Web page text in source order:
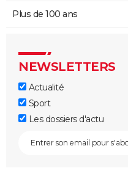
Plus de 100 ans
NEWSLETTERS
Actualité
Sport
Les dossiers d'actu